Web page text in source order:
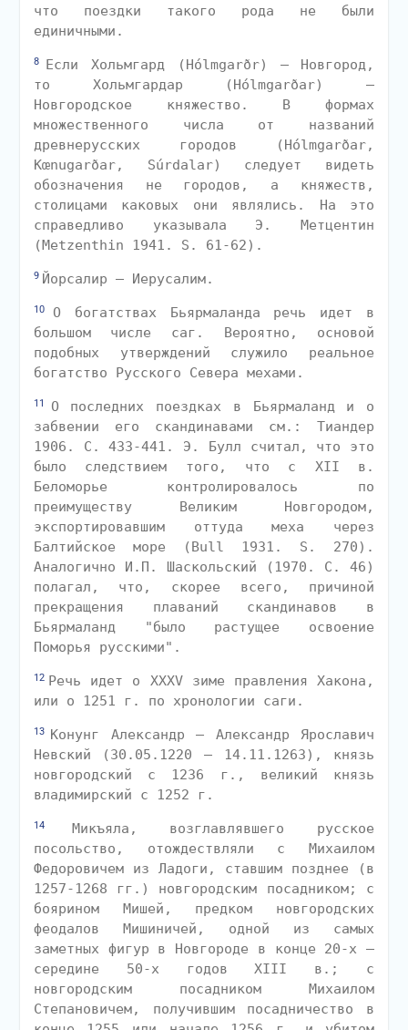
что поездки такого рода не были
единичными.
8
Если Хольмгард (Hólmgarðr) — Новгород,
то Хольмгардар (Hólmgarðar) —
Новгородское княжество. В формах
множественного числа от названий
древнерусских городов (Hólmgarðar,
Kœnugarðar, Súrdalar) следует видеть
обозначения не городов, а княжеств,
столицами каковых они являлись. На это
справедливо указывала Э. Метцентин
(Metzenthin 1941. S. 61-62).
9 Йорсалир — Иерусалим.
10
О богатствах Бьярмаланда речь идет в
большом числе саг. Вероятно, основой
подобных утверждений служило реальное
богатство Русского Севера мехами.
11
О последних поездках в Бьярмаланд и о
забвении его скандинавами см.: Тиандер
1906. С. 433-441. Э. Булл считал, что это
было следствием того, что с XII в.
Беломорье контролировалось по
преимуществу Великим Новгородом,
экспортировавшим оттуда меха через
Балтийское море (Bull 1931. S. 270).
Аналогично И.П. Шаскольский (1970. С. 46)
полагал, что, скорее всего, причиной
прекращения плаваний скандинавов в
Бьярмаланд "было растущее освоение
Поморья русскими".
12 Речь идет о XXXV зиме правления Хакона,
или о 1251 г. по хронологии саги.
13 Конунг Александр — Александр Ярославич
Невский (30.05.1220 — 14.11.1263), князь
новгородский с 1236 г., великий князь
владимирский с 1252 г.
14
Микъяла, возглавлявшего русское
посольство, отождествляли с Михаилом
Федоровичем из Ладоги, ставшим позднее (в
1257-1268 гг.) новгородским посадником; с
боярином Мишей, предком новгородских
феодалов Мишиничей, одной из самых
заметных фигур в Новгороде в конце 20-х —
середине 50-х годов XIII в.; с
новгородским посадником Михаилом
Степановичем, получившим посадничество в